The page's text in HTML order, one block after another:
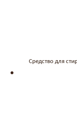
Средство для